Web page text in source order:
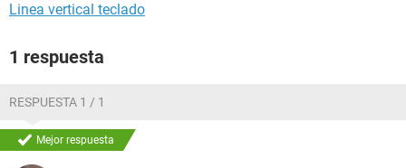
Linea vertical teclado
1 respuesta
RESPUESTA 1 / 1
Mejor respuesta